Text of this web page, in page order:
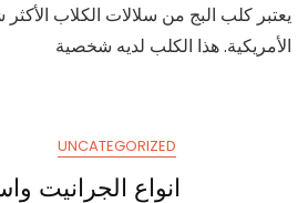
يعتبر كلب البج من سلالات الكلاب
الأمريكية. هذا الكلب لديه شخصية
UNCATEGORIZED
انواع الجرانيت